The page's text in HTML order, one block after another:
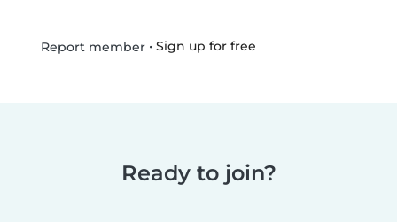
Report member• Sign up for free
Ready to join?